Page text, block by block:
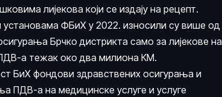
лијекова који се издају на рецепт.
ФБиХ у 2022. износили су више од
Брчко дистрикта само за лијекове на
а тежак око два милиона КМ.
БиХ фондови здравствених осигурања и
ПДВ-а на медицинске услуге и услуге